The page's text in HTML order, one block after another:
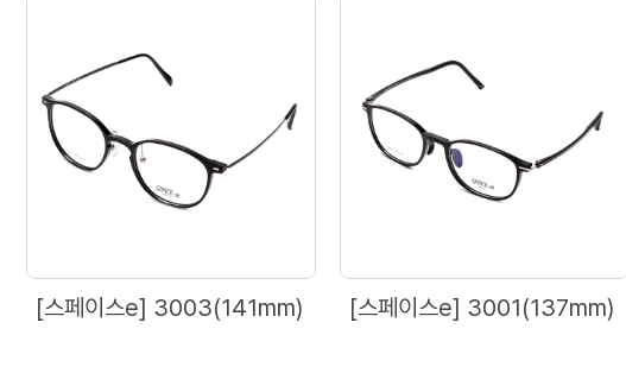
[스페이스e] 3003(141mm) [스페이스e] 3001(137mm)